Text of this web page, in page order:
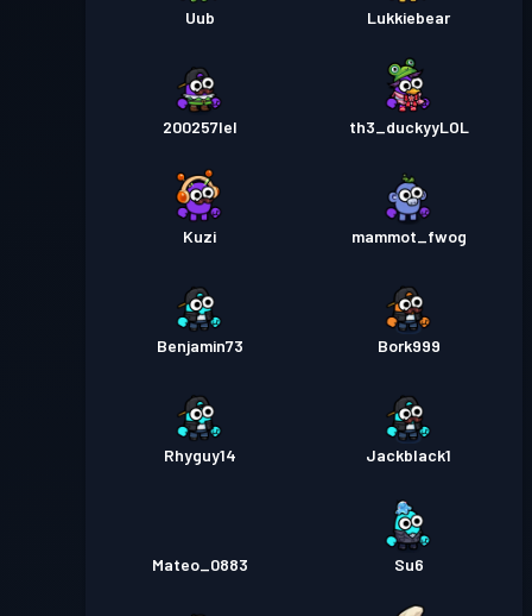
Uub Lukkiebear
200257lel th3_duckyyLOL
Kuzi mammot_fwog
Benjamin73 Bork999
Rhyguy14 Jackblack1
Mateo_0883 Su6